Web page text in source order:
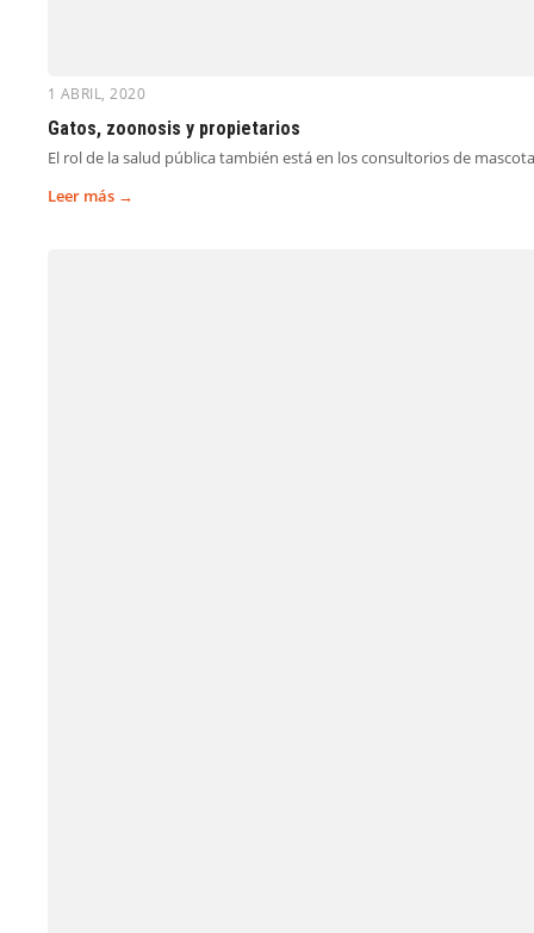
1 ABRIL, 2020
Gatos, zoonosis y propietarios
El rol de la salud pública también está en los consultorios de
Leer más →